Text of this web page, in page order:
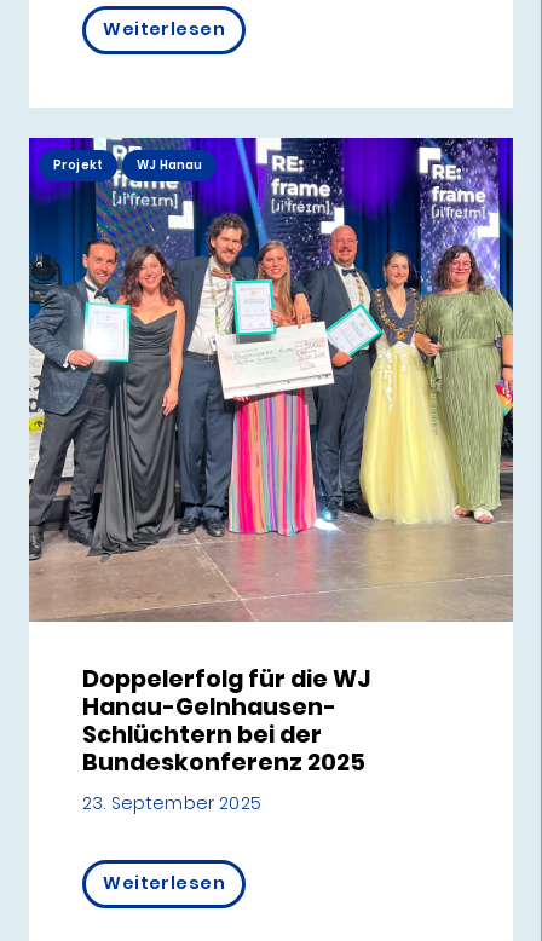
Weiterlesen
Projekt WJ Hanau
Doppelerfolg für die WJ
Hanau-Gelnhausen-
Schlüchtern bei der
Bundeskonferenz 2025
23. September 2025
Weiterlesen